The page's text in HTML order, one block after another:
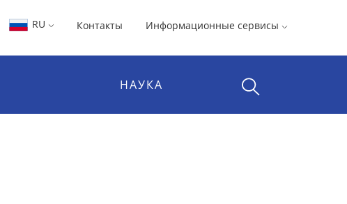
RU Контакты Информационные сервисы
НАУКА